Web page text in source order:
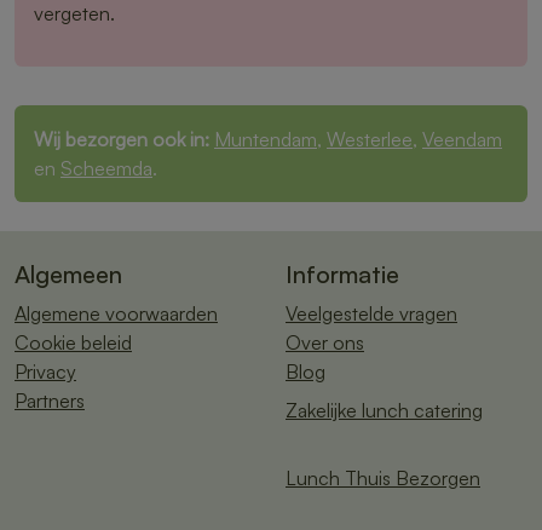
vergeten.
Wij bezorgen ook in: Muntendam, Westerlee, Veendam
en Scheemda.
Algemeen
Algemene voorwaarden
Cookie beleid
Privacy
Partners
Informatie
Veelgestelde vragen
Over ons
Blog
Zakelijke lunch catering
Lunch Thuis Bezorgen